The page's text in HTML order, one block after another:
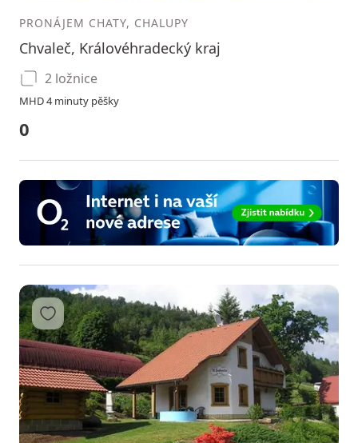
PRONÁJEM CHATY, CHALUPY
Chvaleč, Královéhradecký kraj
2 ložnice
MHD 4 minuty pěšky
0
Přidat do oblíbených